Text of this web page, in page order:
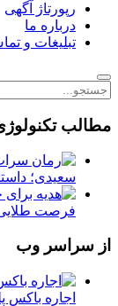
رپورتاژ آگهی
درباره ما
تبلیغات و
مطالب
سعیدی؛
فرصت
از سراسر وب
اجاره باکس